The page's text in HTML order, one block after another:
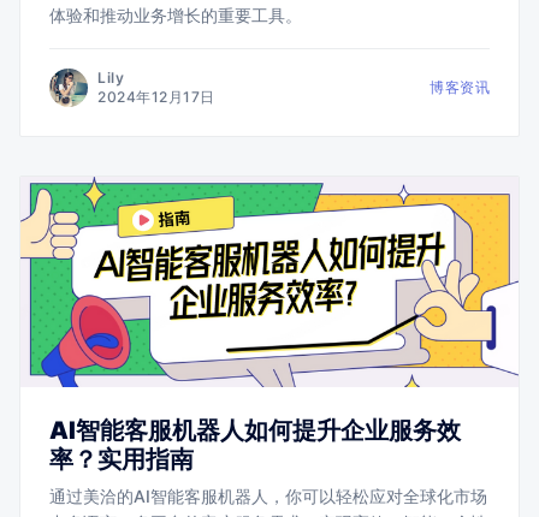
体验和推动业务增长的重要工具。
Lily
2024年12月17日
博客资讯
AI智能客服机器人如何提升企业服务效
率？实用指南
通过美洽的AI智能客服机器人，你可以轻松应对全球化市场